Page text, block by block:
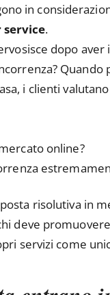
in
.
dopo
i clienti
online?
risolutiva in
deve
servizi come